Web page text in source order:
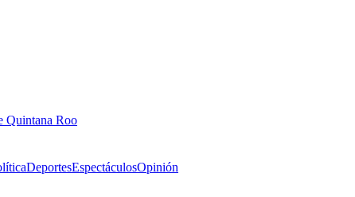
Quintana Roo
DeportesEspectáculosOpinión